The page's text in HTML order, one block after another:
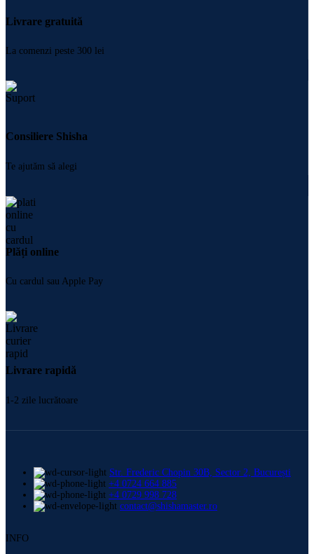
Livrare gratuită
La comenzi peste 300 lei
Consiliere Shisha
Te ajutăm să alegi
Plăți online
Cu cardul sau Apple Pay
Livrare rapidă
1-2 zile lucrătoare
Str. Frederic Chopin 30B, Sector 2, București
+4 0724 664 885
+4 0729 998 728
contact@shishamaster.ro
INFO